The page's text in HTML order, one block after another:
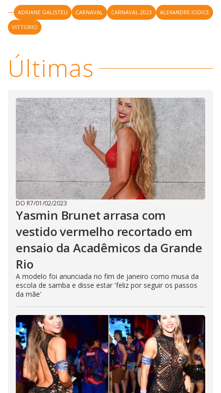
ADRIANE GALISTEU CARNAVAL CARNAVAL 2023
ALEXANDRE IODICE
VITTORIO
Últimas
DO R7/01/02/2023
Yasmin Brunet arrasa com
vestido vermelho recortado em
ensaio da Acadêmicos da Grande
Rio
A modelo foi anunciada no fim de janeiro como musa da
escola de samba e disse estar 'feliz por seguir os passos
da mãe'